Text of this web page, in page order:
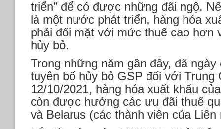
triển” để có được những đãi ngộ.
là một nước phát triển, hàng hóa
phải đối mặt với mức thuế cao hơn
hủy bỏ.
Trong những năm gần đây, đã
tuyên bố hủy bỏ GSP đối với Trung
12/10/2021, hàng hóa xuất khẩu
còn được hưởng các ưu đãi thuế
và Belarus (các thành viên của